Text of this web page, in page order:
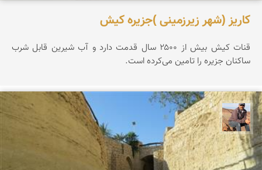
کاریز (شهر زیرزمینی )جزیره کیش
قنات کیش بیش از ۲۵۰۰ سال قدمت دارد و آب شیرین قابل شرب
ساکنان جزیره را تامین می‌کرده است.
جمال زعیمی یزدی